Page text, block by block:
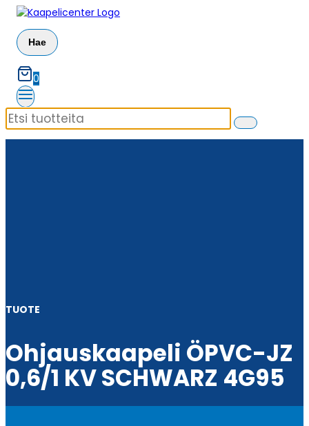
Siirry
sisältöön
Hae
0
TUOTE
Ohjauskaapeli ÖPVC-JZ
0,6/1 KV SCHWARZ 4G95